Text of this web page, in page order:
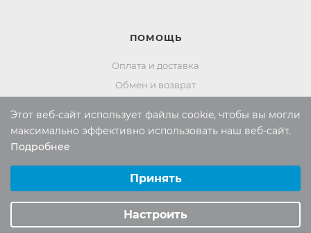
ПОМОЩЬ
Оплата и доставка
Обмен и возврат
Россия:
Отдел продаж:info@mr-kover.ru
Тех. поддержка:support@mr-kover.ru
Этот веб-сайт использует файлы cookie, чтобы вы могли
максимально эффективно использовать наш веб-сайт.
Подробнее
Аналитические/Функциональные
Принять
Настроить